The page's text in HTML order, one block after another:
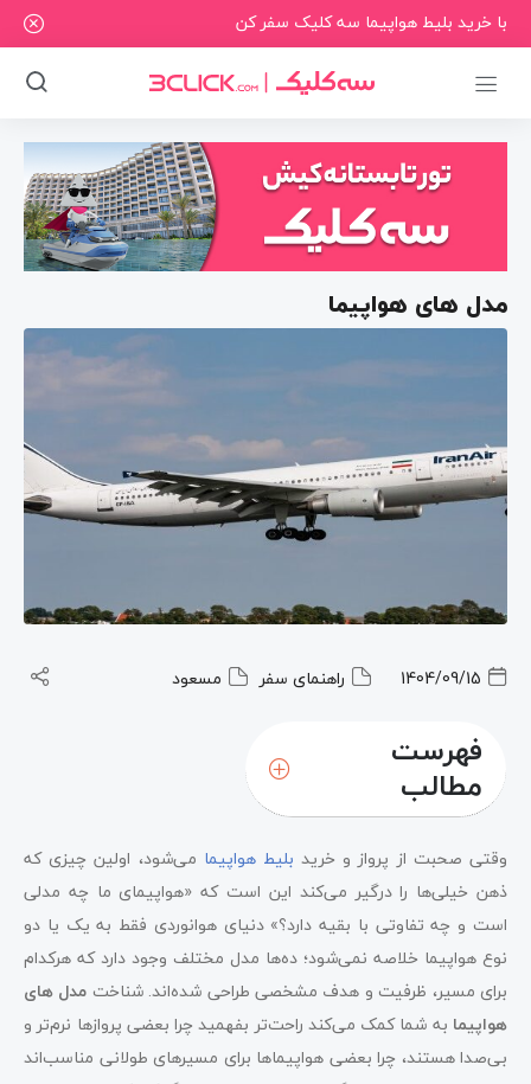
با خرید بلیط هواپیما سه کلیک سفر کن
مدل های هواپیما
1404/09/15 راهنمای سفر مسعود
فهرست
مطالب
وقتی صحبت از پرواز و خرید بلیط هواپیما می‌شود، اولین چیزی که
ذهن خیلی‌ها را درگیر می‌کند این است که «هواپیمای ما چه مدلی
است و چه تفاوتی با بقیه دارد؟» دنیای هوانوردی فقط به یک یا دو
نوع هواپیما خلاصه نمی‌شود؛ ده‌ها مدل مختلف وجود دارد که هرکدام
برای مسیر، ظرفیت و هدف مشخصی طراحی شده‌اند. شناخت مدل های
هواپیما به شما کمک می‌کند راحت‌تر بفهمید چرا بعضی پروازها نرم‌تر و
بی‌صدا هستند، چرا بعضی هواپیماها برای مسیرهای طولانی مناسب‌اند